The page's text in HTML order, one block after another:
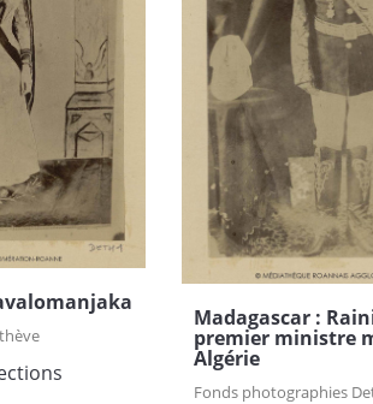
Madagascar :
premier ministre
Algérie
Fonds photographies